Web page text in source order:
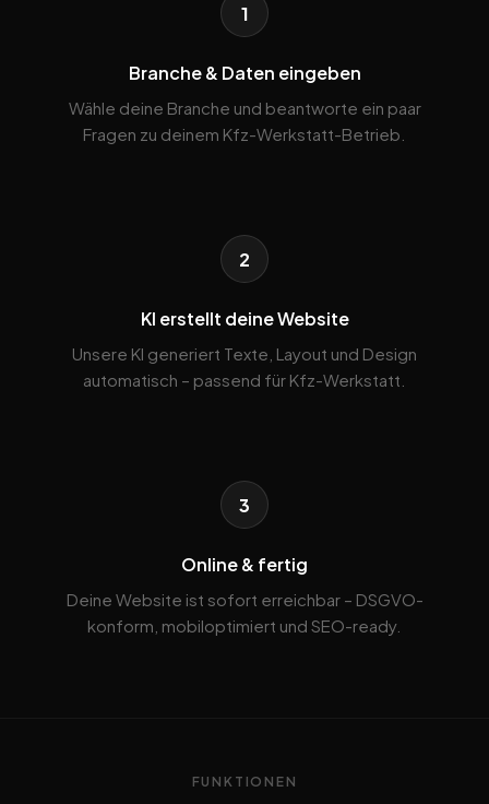
1
Branche & Daten eingeben
Wähle deine Branche und beantworte ein paar
Fragen zu deinem Kfz-Werkstatt-Betrieb.
2
KI erstellt deine Website
Unsere KI generiert Texte, Layout und Design
automatisch – passend für Kfz-Werkstatt.
3
Online & fertig
Deine Website ist sofort erreichbar – DSGVO-
konform, mobiloptimiert und SEO-ready.
FUNKTIONEN